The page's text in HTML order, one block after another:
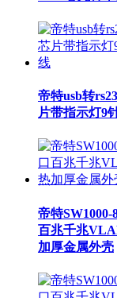
帝特usb转
片带指示灯9
帝特
百兆千兆
加厚金属外壳